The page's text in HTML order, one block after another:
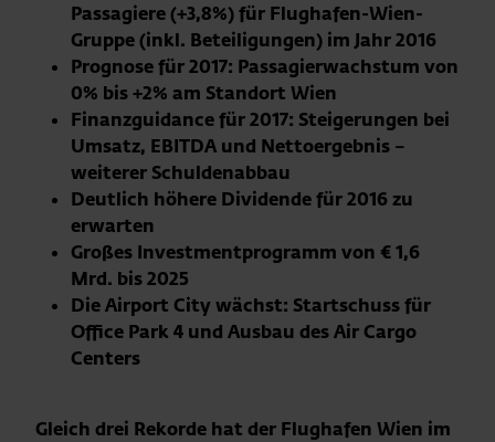
Passagiere (+3,8%) für Flughafen-Wien-
Gruppe (inkl. Beteiligungen) im Jahr 2016
Prognose für 2017: Passagierwachstum von
0% bis +2% am Standort Wien
Finanzguidance für 2017: Steigerungen bei
Umsatz, EBITDA und Nettoergebnis –
weiterer Schuldenabbau
Deutlich höhere Dividende für 2016 zu
erwarten
Großes Investmentprogramm von € 1,6
Mrd. bis 2025
Die Airport City wächst: Startschuss für
Office Park 4 und Ausbau des Air Cargo
Centers
Gleich drei Rekorde hat der Flughafen Wien im